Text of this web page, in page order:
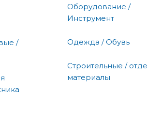
/
Оборудование /
Инструмент
Одежда / Обувь
Строительные /
материалы